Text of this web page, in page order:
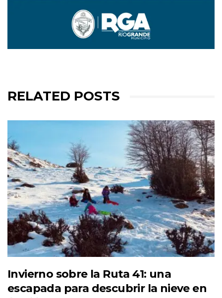
RELATED POSTS
Invierno sobre la Ruta 41: una
escapada para descubrir la nieve en